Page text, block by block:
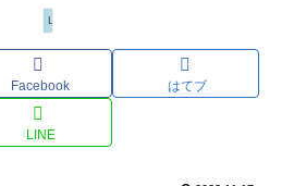
Loto
Facebook はてブ
LINE